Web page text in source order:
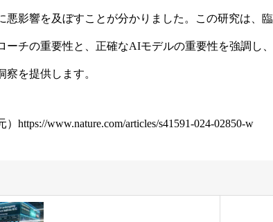
悪影響を及ぼすことが分かりました。この研究は、
ーチの重要性と、正確なAIモデルの重要性を強調し
察を提供します。
） https://www.nature.com/articles/s41591-024-02850-w